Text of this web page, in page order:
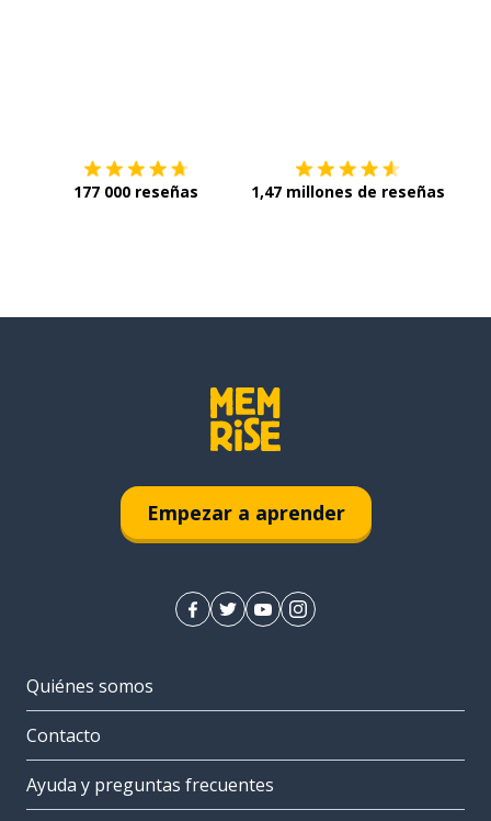
177 000 reseñas 1,47 millones de reseñas
Empezar a aprender
Quiénes somos
Contacto
Ayuda y preguntas frecuentes